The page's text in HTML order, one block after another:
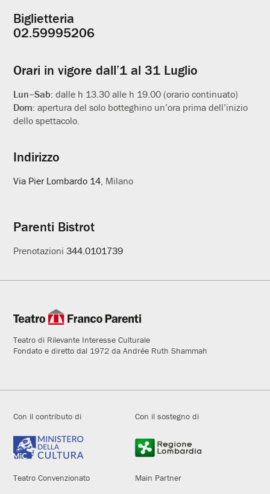
Informazioni
utili
Biglietteria
02.59995206
Orari in vigore dall’1 al 31 Luglio
Lun–Sab:dalle h 13.30 alle h 19.00 (orario continuato)
Dom:apertura del solo botteghino un’ora prima dell’inizio
dello spettacolo.
Indirizzo
Via Pier Lombardo 14, Milano
Parenti Bistrot
Prenotazioni344.0101739
Teatro di Rilevante Interesse Culturale
Fondato e diretto dal 1972 da Andrée Ruth Shammah
Con il contributo di Con il sostegno di
Teatro Convenzionato Main Partner